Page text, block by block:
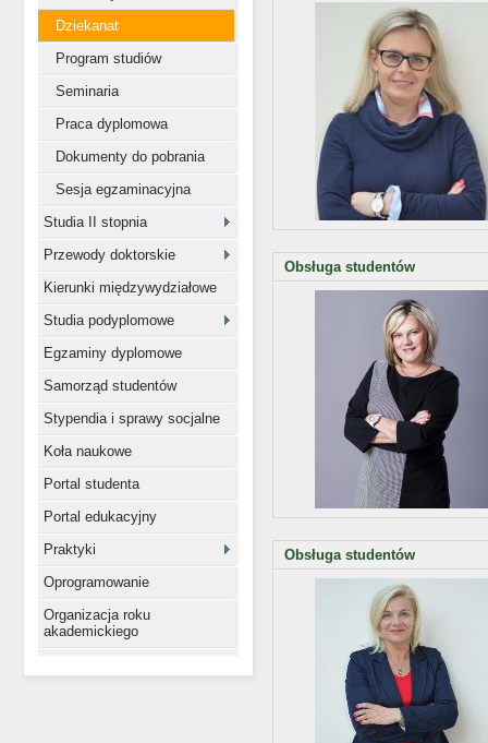
Dziekanat
Program studiów
Seminaria
Praca dyplomowa
Dokumenty do pobrania
Sesja egzaminacyjna
Studia II stopnia
Przewody doktorskie
Kierunki międzywydziałowe
Studia podyplomowe
Egzaminy dyplomowe
Samorząd studentów
Stypendia i sprawy socjalne
Koła naukowe
Portal studenta
Portal edukacyjny
Praktyki
Oprogramowanie
Organizacja roku
akademickiego
Obsługa studentów
Obsługa studentów